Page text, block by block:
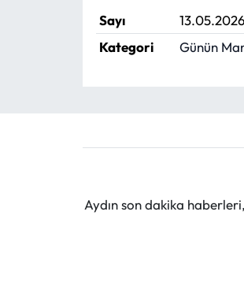
Sayı
13.05.2026
Kategori
Günün
Aydın son dakika